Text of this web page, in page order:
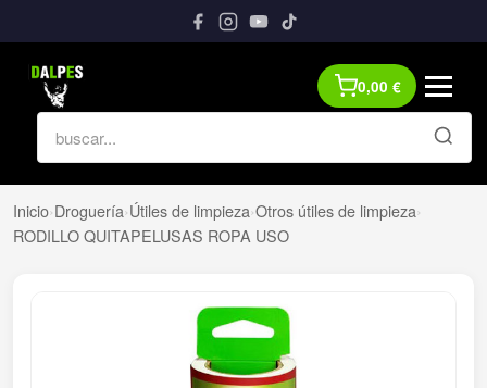
0,00 €
Inicio›Droguería›Útiles de limpieza›Otros útiles de limpieza›
RODILLO QUITAPELUSAS ROPA USO